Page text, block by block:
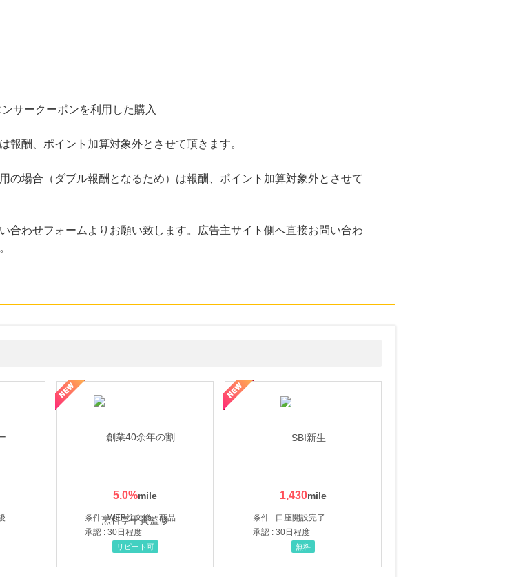
サークーポンを利用した購入
酬、ポイント加算対象外とさせて頂きます。
場合（ダブル報酬となるため）は報酬、ポイント加算対象外とさせて
合わせフォームよりお願い致します。広告主サイト側へ直接お問い合わ
条件 : お申し込み完了後、決済登録完了と1ヶ月以内のサーバー初回設置。
5.0%
条件 : WEB注文後、商品受け取り+入金確認時点
承認 : 30日程度
リピート可
1,430
条件 : 口座開設完了
承認 : 30日程度
無料